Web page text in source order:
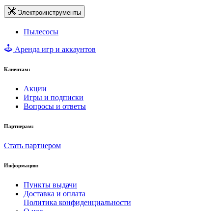
Электроинструменты
Пылесосы
Аренда игр и аккаунтов
Клиентам:
Акции
Игры и подписки
Вопросы и ответы
Партнерам:
Стать партнером
Информация:
Пункты выдачи
Доставка и оплата
Политика конфиденциальности